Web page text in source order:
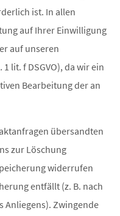
ist. In allen
auf Ihrer Einwilligung
auf unseren
lit. f DSGVO), da wir ein
Bearbeitung der an
übersandten
zur Löschung
widerrufen
entfällt (z. B. nach
Anliegens). Zwingende